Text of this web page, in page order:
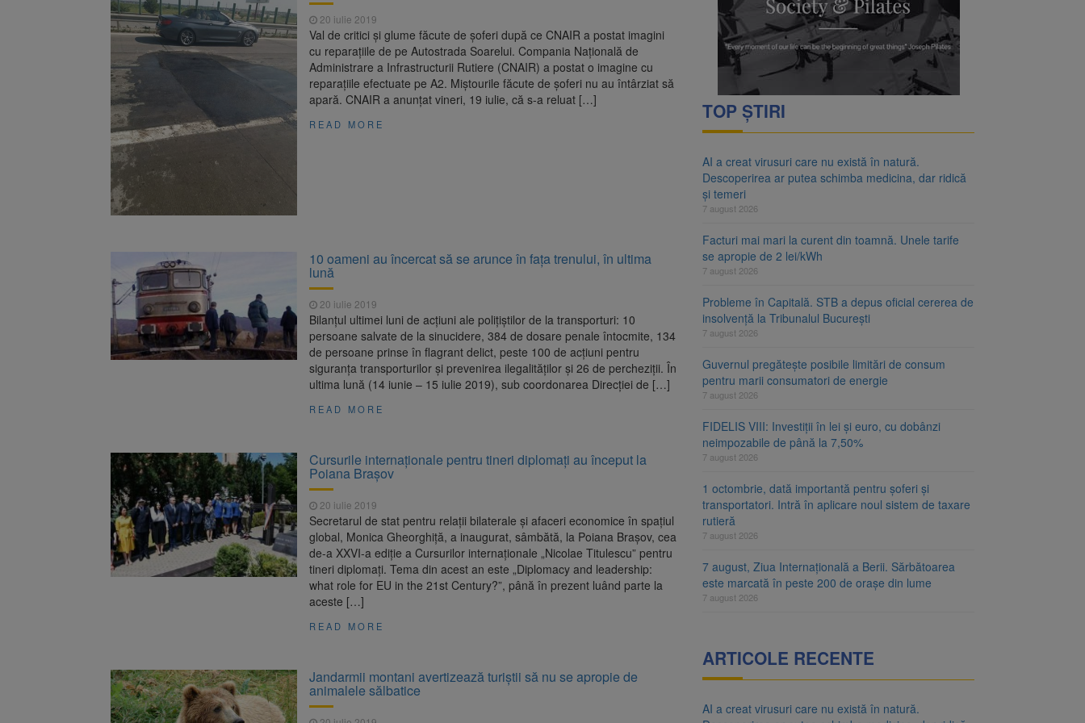
20 iulie 2019
Val de critici și glume făcute de șoferi după ce CNAIR a postat imagini
cu reparațiile de pe Autostrada Soarelui. Compania Naţională de
Administrare a Infrastructurii Rutiere (CNAIR) a postat o imagine cu
reparaţiile efectuate pe A2. Miștourile făcute de șoferi nu au întârziat să
apară. CNAIR a anunţat vineri, 19 iulie, că s-a reluat […]
READ MORE
10 oameni au încercat să se arunce în fața trenului, în ultima
lună
20 iulie 2019
Bilanţul ultimei luni de acţiuni ale poliţiştilor de la transporturi: 10
persoane salvate de la sinucidere, 384 de dosare penale întocmite, 134
de persoane prinse în flagrant delict, peste 100 de acţiuni pentru
siguranţa transporturilor şi prevenirea ilegalităţilor şi 26 de percheziţii. În
ultima lună (14 iunie – 15 iulie 2019), sub coordonarea Direcţiei de […]
READ MORE
Cursurile internaţionale pentru tineri diplomaţi au început la
Poiana Braşov
20 iulie 2019
Secretarul de stat pentru relaţii bilaterale şi afaceri economice în spaţiul
global, Monica Gheorghiţă, a inaugurat, sâmbătă, la Poiana Braşov, cea
de-a XXVI-a ediţie a Cursurilor internaţionale „Nicolae Titulescu” pentru
tineri diplomaţi. Tema din acest an este „Diplomacy and leadership:
what role for EU in the 21st Century?”, până în prezent luând parte la
aceste […]
READ MORE
Jandarmii montani avertizează turiştii să nu se apropie de
animalele sălbatice
TOP ȘTIRI
AI a creat virusuri care nu există în natură.
Descoperirea ar putea schimba medicina, dar ridică
și temeri
7 august 2026
Facturi mai mari la curent din toamnă. Unele tarife
se apropie de 2 lei/kWh
7 august 2026
Probleme în Capitală. STB a depus oficial cererea de
insolvență la Tribunalul București
7 august 2026
Guvernul pregătește posibile limitări de consum
pentru marii consumatori de energie
7 august 2026
FIDELIS VIII: Investiții în lei și euro, cu dobânzi
neimpozabile de până la 7,50%
7 august 2026
1 octombrie, dată importantă pentru șoferi și
transportatori. Intră în aplicare noul sistem de taxare
rutieră
7 august 2026
7 august, Ziua Internațională a Berii. Sărbătoarea
este marcată în peste 200 de orașe din lume
7 august 2026
ARTICOLE RECENTE
AI a creat virusuri care nu există în natură.